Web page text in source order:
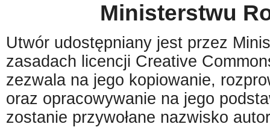
Ministerstwu
Utwór udostępniany jest przez
zasadach licencji Creative
zezwala na jego kopiowanie,
oraz opracowywanie na jego
zostanie przywołane nazwisko